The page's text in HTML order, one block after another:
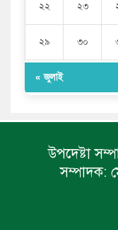
২২ ২৩
২৯ ৩০
« জুলাই
উপদেষ্টা
সম্পাদক: